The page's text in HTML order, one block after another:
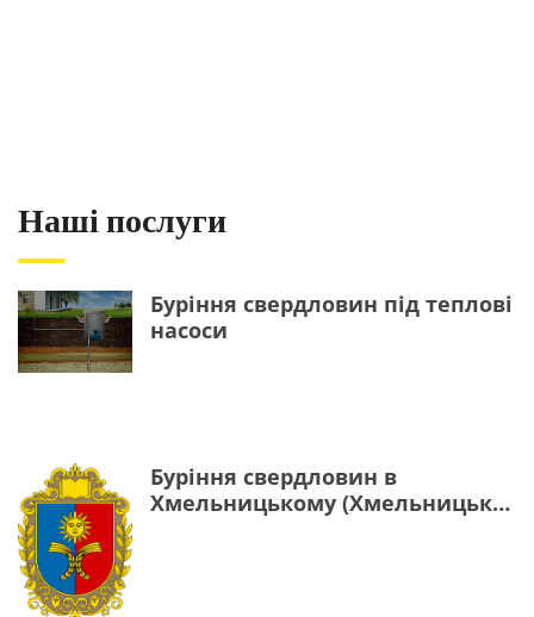
Наші послуги
Буріння свердловин під теплові
насоси
Буріння свердловин в
Хмельницькому (Хмельницька